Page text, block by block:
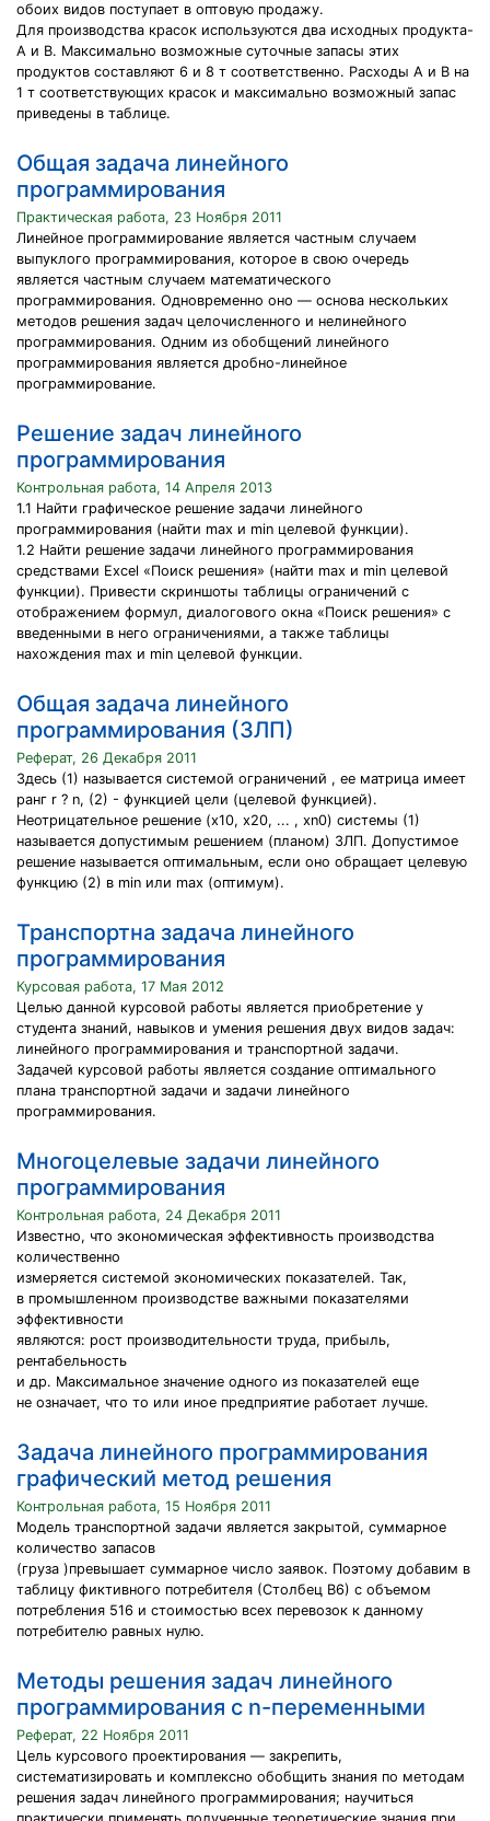
обоих видов поступает в оптовую продажу.
Для производства красок используются два исходных продукта-
А и В. Максимально возможные суточные запасы этих
продуктов составляют 6 и 8 т соответственно. Расходы А и В на
1 т соответствующих красок и максимально возможный запас
приведены в таблице.
Общая задача линейного
программирования
Практическая работа, 23 Ноября 2011
Линейное программирование является частным случаем
выпуклого программирования, которое в свою очередь
является частным случаем математического
программирования. Одновременно оно — основа нескольких
методов решения задач целочисленного и нелинейного
программирования. Одним из обобщений линейного
программирования является дробно-линейное
программирование.
Решение задач линейного
программирования
Контрольная работа, 14 Апреля 2013
1.1 Найти графическое решение задачи линейного
программирования (найти max и min целевой функции).
1.2 Найти решение задачи линейного программирования
средствами Excel «Поиск решения» (найти max и min целевой
функции). Привести скриншоты таблицы ограничений с
отображением формул, диалогового окна «Поиск решения» с
введенными в него ограничениями, а также таблицы
нахождения max и min целевой функции.
Общая задача линейного
программирования (ЗЛП)
Реферат, 26 Декабря 2011
Здесь (1) называется системой ограничений , ее матрица имеет
ранг r ? n, (2) - функцией цели (целевой функцией).
Неотрицательное решение (х10, x20, ... , xn0) системы (1)
называется допустимым решением (планом) ЗЛП. Допустимое
решение называется оптимальным, если оно обращает целевую
функцию (2) в min или max (оптимум).
Транспортна задача линейного
программирования
Курсовая работа, 17 Мая 2012
Целью данной курсовой работы является приобретение у
студента знаний, навыков и умения решения двух видов задач:
линейного программирования и транспортной задачи.
Задачей курсовой работы является создание оптимального
плана транспортной задачи и задачи линейного
программирования.
Многоцелевые задачи линейного
программирования
Контрольная работа, 24 Декабря 2011
Известно, что экономическая эффективность производства
количественно
измеряется системой экономических показателей. Так,
в промышленном производстве важными показателями
эффективности
являются: рост производительности труда, прибыль,
рентабельность
и др. Максимальное значение одного из показателей еще
не означает, что то или иное предприятие работает лучше.
Задача линейного программирования
графический метод решения
Контрольная работа, 15 Ноября 2011
Модель транспортной задачи является закрытой, суммарное
количество запасов
(груза )превышает суммарное число заявок. Поэтому добавим в
таблицу фиктивного потребителя (Столбец В6) с объемом
потребления 516 и стоимостью всех перевозок к данному
потребителю равных нулю.
Методы решения задач линейного
программирования с n-переменными
Реферат, 22 Ноября 2011
Цель курсового проектирования — закрепить,
систематизировать и комплексно обобщить знания по методам
решения задач линейного программирования; научиться